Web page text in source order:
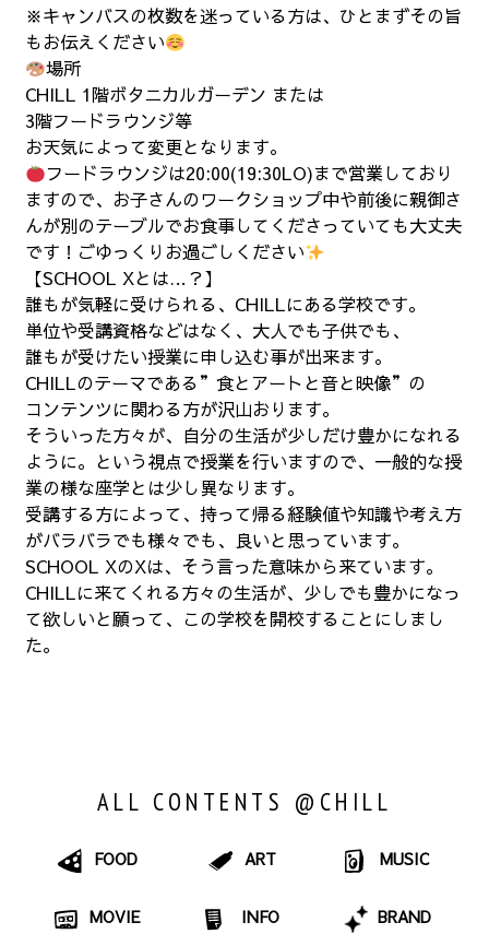
※キャンバスの枚数を迷っている方は、ひとまずその旨
もお伝えください
場所
CHILL 1階ボタニカルガーデン または
3階フードラウンジ等
お天気によって変更となります。
フードラウンジは20:00(19:30LO)まで営業しており
ますので、お子さんのワークショップ中や前後に親御さ
んが別のテーブルでお食事してくださっていても大丈夫
です！ごゆっくりお過ごしください
【SCHOOL Xとは…？】
誰もが気軽に受けられる、CHILLにある学校です。
単位や受講資格などはなく、大人でも子供でも、
誰もが受けたい授業に申し込む事が出来ます。
CHILLのテーマである”食とアートと音と映像”の
コンテンツに関わる方が沢山おります。
そういった方々が、自分の生活が少しだけ豊かになれる
ように。という視点で授業を行いますので、一般的な授
業の様な座学とは少し異なります。
受講する方によって、持って帰る経験値や知識や考え方
がバラバラでも様々でも、良いと思っています。
SCHOOL XのXは、そう言った意味から来ています。
CHILLに来てくれる方々の生活が、少しでも豊かになっ
て欲しいと願って、この学校を開校することにしまし
た。
ALL CONTENTS @CHILL
FOOD ART MUSIC
MOVIE INFO BRAND